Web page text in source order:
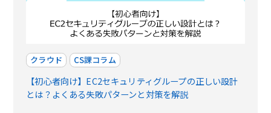
クラウド CS課コラム
【初心者向け】EC2セキュリティグループの正しい設計
とは？よくある失敗パターンと対策を解説